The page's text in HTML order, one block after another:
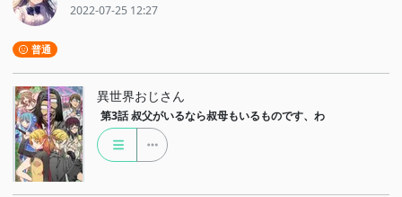
2022-07-25 12:27
普通
異世界おじさん
第3話 叔父がいるなら叔母もいるものです、わ